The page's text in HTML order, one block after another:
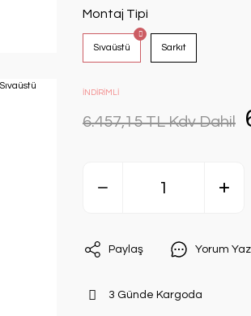
Montaj Tipi
Sıvaüstü Sarkıt
İNDİRİMLİ
6.457,15 TL Kdv Dahil
Paylaş Yorum Yaz
3 Günde Kargoda